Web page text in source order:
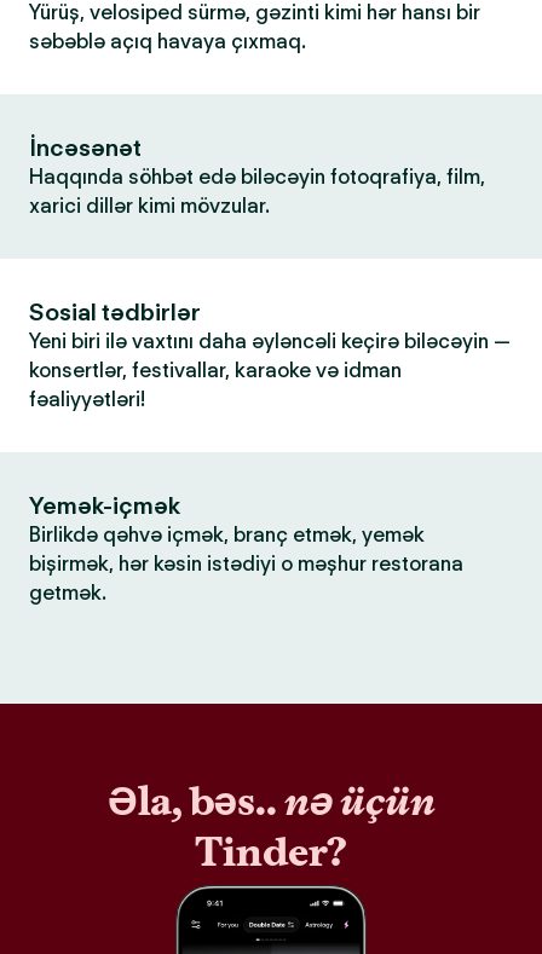
Yürüş, velosiped sürmə, gəzinti kimi hər hansı bir
səbəblə açıq havaya çıxmaq.
İncəsənət
Haqqında söhbət edə biləcəyin fotoqrafiya, film,
xarici dillər kimi mövzular.
Sosial tədbirlər
Yeni biri ilə vaxtını daha əyləncəli keçirə biləcəyin —
konsertlər, festivallar, karaoke və idman
fəaliyyətləri!
Yemək-içmək
Birlikdə qəhvə içmək, branç etmək, yemək
bişirmək, hər kəsin istədiyi o məşhur restorana
getmək.
Əla, bəs..nə üçün
Tinder?